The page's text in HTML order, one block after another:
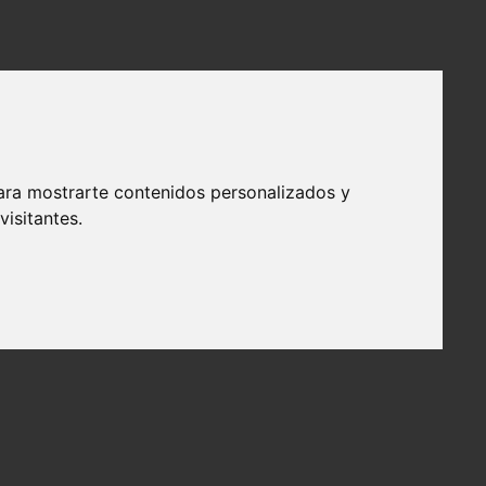
mostrarte contenidos personalizados y